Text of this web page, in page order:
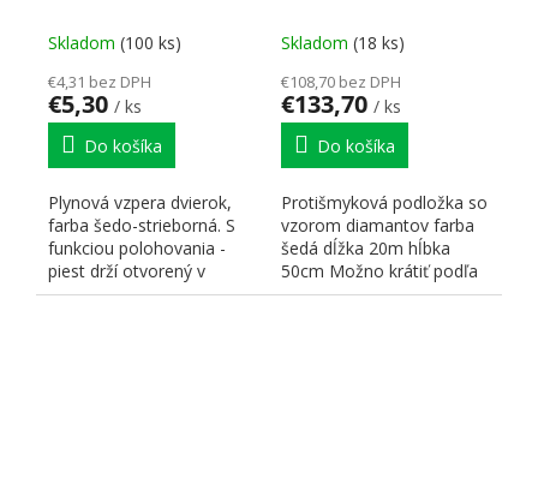
Skladom (100 ks)
€4,31 bez DPH
€5,30 / ks
Do košíka
Plynová vzpera dvierok,
farba šedo-strieborná. S
funkciou polohovania -
piest drží otvorený v
polohe, kde dvierka pri...
Skladom (18 ks)
€108,70 bez DPH
€133,70 / ks
Do košíka
Protišmyková podložka so
vzorom diamantov farba
šedá dĺžka 20m hĺbka
50cm Možno krátiť podľa
šírky zásuvky